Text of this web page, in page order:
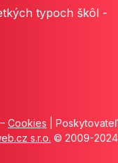
typoch škôl -
– Cookies | Poskytovateľ
s.r.o. © 2009-2024